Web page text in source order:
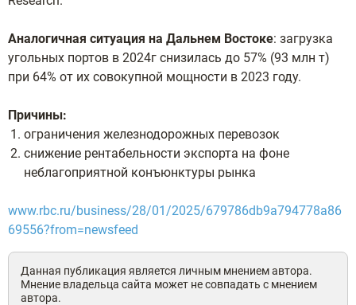
Аналогичная ситуация на Дальнем Востоке: загрузка
угольных портов в 2024г снизилась до 57% (93 млн т)
при 64% от их совокупной мощности в 2023 году.
Причины:
ограничения железнодорожных перевозок
снижение рентабельности экспорта на фоне
неблагоприятной конъюнктуры рынка
www.rbc.ru/business/28/01/2025/679786db9a794778a86
69556?from=newsfeed
Данная публикация является личным мнением автора.
Мнение владельца сайта может не совпадать с мнением
автора.